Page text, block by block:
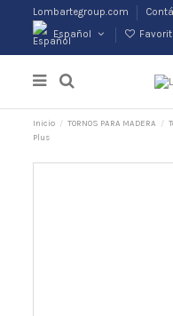
Lombartegroup.com
Español
Inicio TORNOS PARA MADERA
Plus